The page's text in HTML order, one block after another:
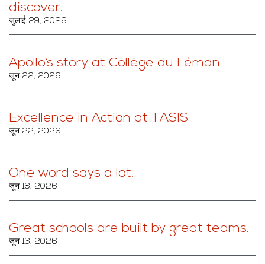
discover.
जुलाई 29, 2026
Apollo’s story at Collège du Léman
जून 22, 2026
Excellence in Action at TASIS
जून 22, 2026
One word says a lot!
जून 18, 2026
Great schools are built by great teams.
जून 13, 2026